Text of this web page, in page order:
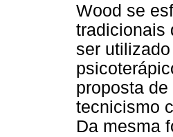
Wood se
tradicionais
ser
proposta
tecnicismo
Da mesma